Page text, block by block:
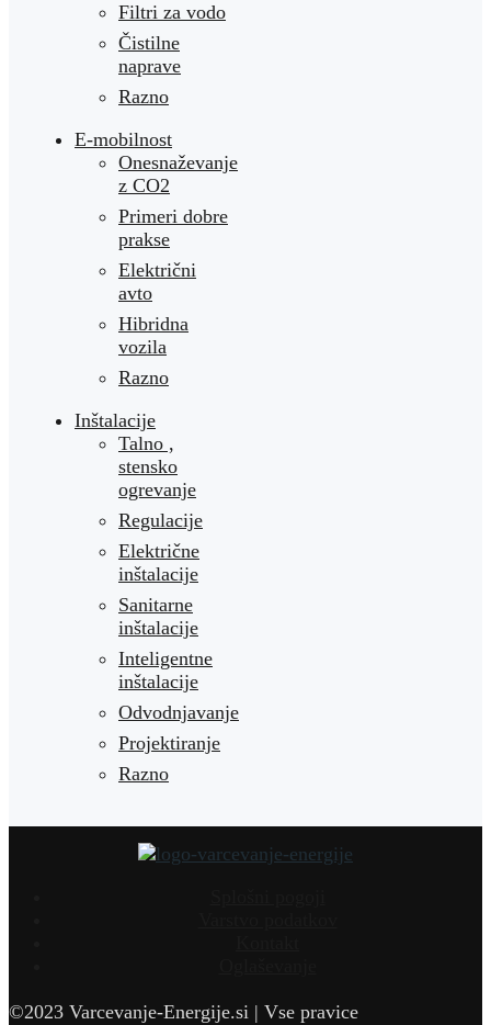
Filtri za vodo
Čistilne
naprave
Razno
E-mobilnost
Onesnaževanje
z CO2
Primeri dobre
prakse
Električni
avto
Hibridna
vozila
Razno
Inštalacije
Talno ,
stensko
ogrevanje
Regulacije
Električne
inštalacije
Sanitarne
inštalacije
Inteligentne
inštalacije
Odvodnjavanje
Projektiranje
Razno
©2023 Varcevanje-Energije.si | Vse pravice